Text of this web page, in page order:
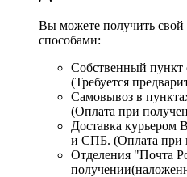
Вы можете получить
способами:
Собственный пункт
(Требуется
Самовывоз в
(Оплата при
Доставка курьером
и СПБ. (Оплата при
Отделения "Почта